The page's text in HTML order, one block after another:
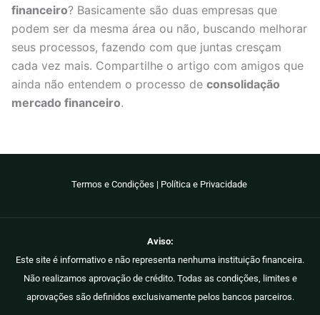
financeiro? Basicamente são duas empresas que
podem ser da mesma área ou não, buscando melhorar
seus processos, fazendo com que juntas cresçam
cada vez mais. Compartilhe o artigo com amigos que
ainda não entendem o processo de consolidação
mercado financeiro.
Termos e Condições | Política e Privacidade
Aviso:
Este site é informativo e não representa nenhuma instituição financeira.
Não realizamos aprovação de crédito. Todas as condições, limites e
aprovações são definidos exclusivamente pelos bancos parceiros.